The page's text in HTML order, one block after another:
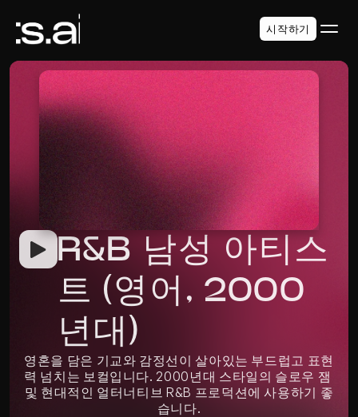
R&B 남성 아티스
트 (영어, 2000
년대)
영혼을 담은 기교와 감정선이 살아있는 부드럽고 표현
력 넘치는 보컬입니다. 2000년대 스타일의 슬로우 잼
및 현대적인 얼터너티브 R&B 프로덕션에 사용하기 좋
습니다.
시작하기